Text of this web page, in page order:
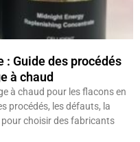
: Guide des procédés
à chaud
à chaud pour les flacons en
procédés, les défauts, la
choisir des fabricants